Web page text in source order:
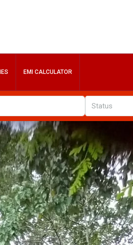
EMI CALCULATOR
Status